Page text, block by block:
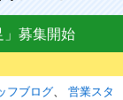
」募集開始
フブログ
営業スタ